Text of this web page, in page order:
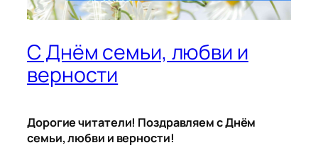
С Днём семьи, любви и
верности
Дорогие читатели! Поздравляем с Днём
семьи, любви и верности!